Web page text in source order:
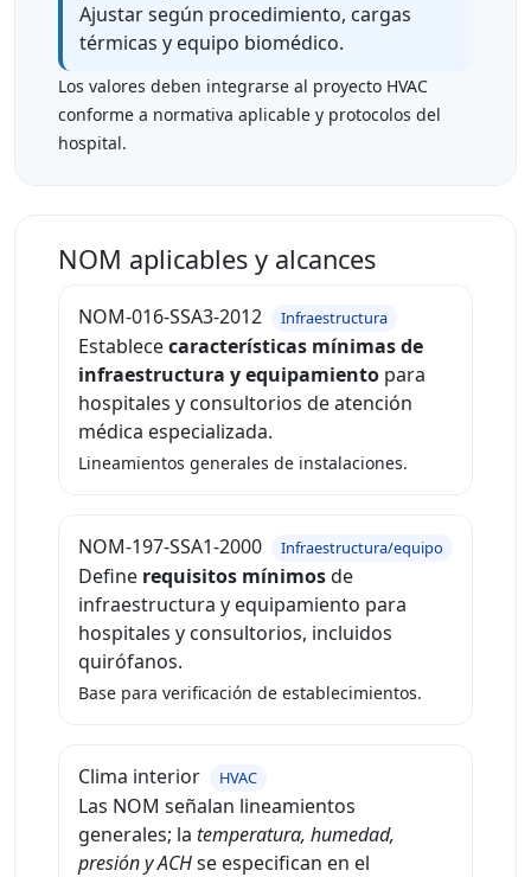
Ajustar según procedimiento, cargas
térmicas y equipo biomédico.
Los valores deben integrarse al proyecto HVAC
conforme a normativa aplicable y protocolos del
hospital.
NOM aplicables y alcances
NOM-016-SSA3-2012 Infraestructura
Establececaracterísticas mínimas de
infraestructura y equipamiento para
hospitales y consultorios de atención
médica especializada.
Lineamientos generales de instalaciones.
NOM-197-SSA1-2000 Infraestructura/equipo
Define requisitos mínimosde
infraestructura y equipamiento para
hospitales y consultorios, incluidos
quirófanos.
Base para verificación de establecimientos.
Clima interior HVAC
Las NOM señalan lineamientos
generales; la temperatura, humedad,
presión y ACHse especifican en el